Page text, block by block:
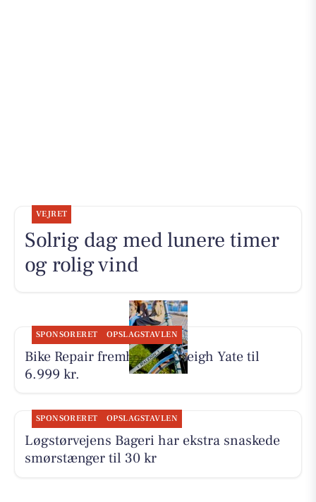
VEJRET
Solrig dag med lunere timer
og rolig vind
SPONSORERET OPSLAGSTAVLEN
Bike Repair fremhæver Raleigh Yate til
6.999 kr.
SPONSORERET OPSLAGSTAVLEN
Løgstørvejens Bageri har ekstra snaskede
smørstænger til 30 kr